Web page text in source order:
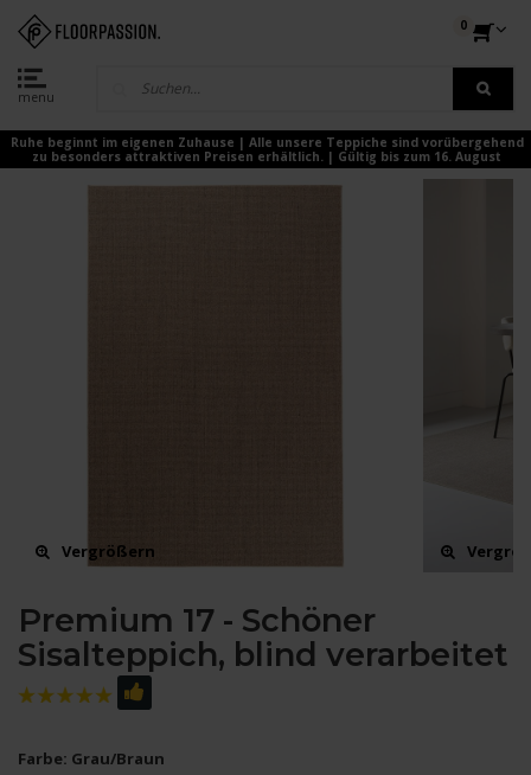
menu
0
Ruhe beginnt im eigenen Zuhause | Alle unsere Teppiche sind vorübergehend
zu besonders attraktiven Preisen erhältlich. | Gültig bis zum 16. August
Vergrößern
Premium 17 - Schöner
Sisalteppich, blind verarbeitet
Farbe: Grau/Braun